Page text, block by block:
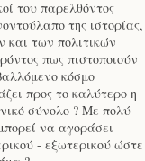
του παρελθόντος
της ιστορίας,
των πολιτικών
πως πιστοποιούν
κόσμο
προς το καλύτερο η
σύνολο ? Με πολύ
να αγοράσει
- εξωτερικού ώστε